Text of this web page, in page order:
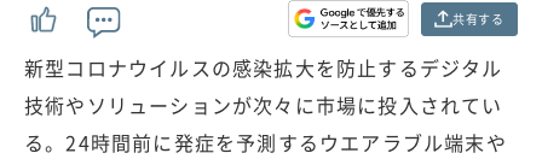
共有する
新型コロナウイルスの感染拡大を防止するデジタル
技術やソリューションが次々に市場に投入されてい
る。24時間前に発症を予測するウエアラブル端末や